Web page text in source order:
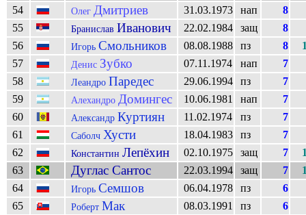
54
Олег Дмитриев 31.03.1973 нап
8
55
Бранислав Иванович 22.02.1984 защ
8
56
Игорь Смольников 08.08.1988 пз 8
57
Денис Зубко 07.11.1974 нап
7
58
Леандро Паредес 29.06.1994 пз
7
59
Алехандро Домингес 10.06.1981 нап
7
60
Александр Куртиян 11.02.1974 пз
7
61
Саболч Хусти 18.04.1983 пз
7
62
Константин Лепёхин 02.10.1975 защ 7
63
Дуглас Сантос 22.03.1994 защ 7
64
Игорь Семшов 06.04.1978 пз
6
65
Роберт Мак 08.03.1991 пз
6